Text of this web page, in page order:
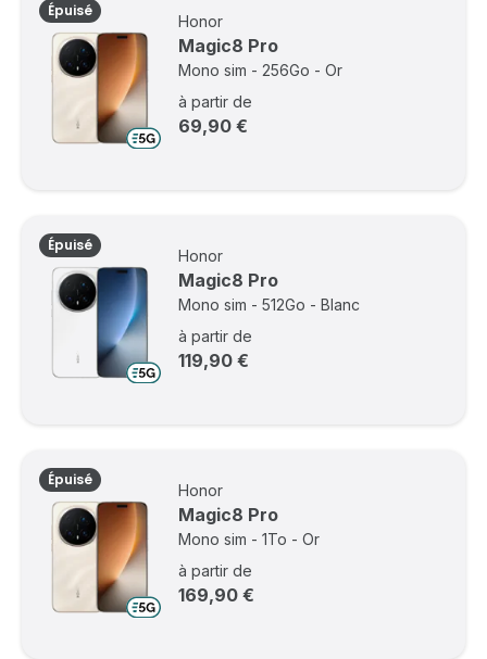
Épuisé
Honor
Magic8 Pro
Mono sim - 256Go - Or
à partir de
69,90 €
Épuisé
Honor
Magic8 Pro
Mono sim - 512Go - Blanc
à partir de
119,90 €
Épuisé
Honor
Magic8 Pro
Mono sim - 1To - Or
à partir de
169,90 €